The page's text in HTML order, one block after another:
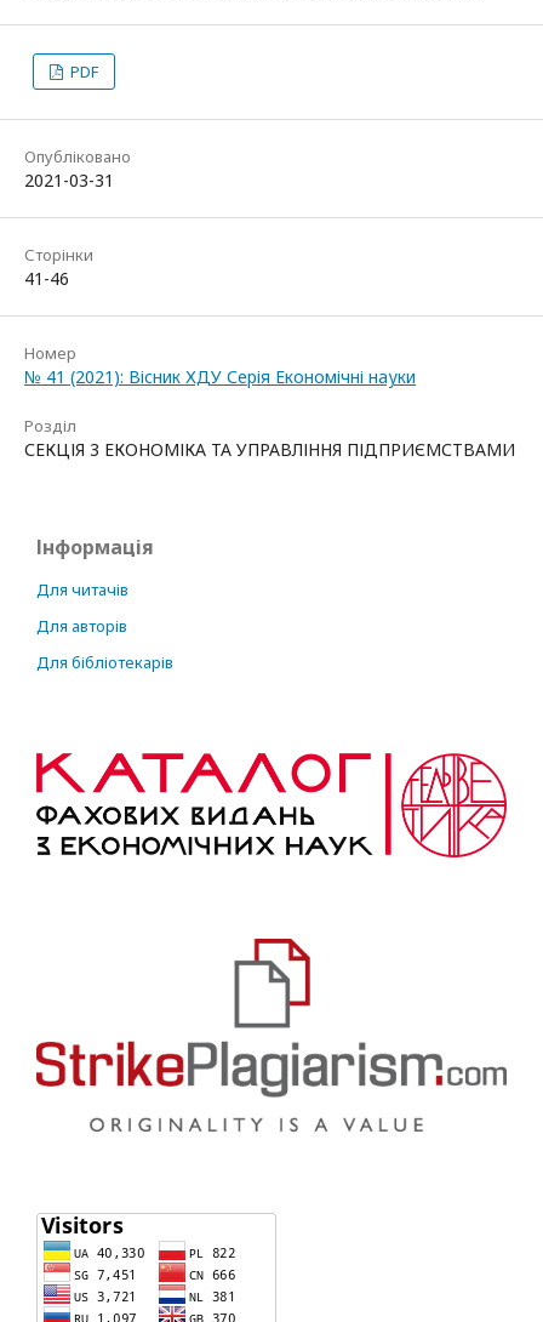
PDF
Опубліковано
2021-03-31
Сторінки
41-46
Номер
№ 41 (2021): Вісник ХДУ Серія Економічні науки
Розділ
СЕКЦІЯ 3 ЕКОНОМІКА ТА УПРАВЛІННЯ ПІДПРИЄМСТВАМИ
Інформація
Для читачів
Для авторів
Для бібліотекарів